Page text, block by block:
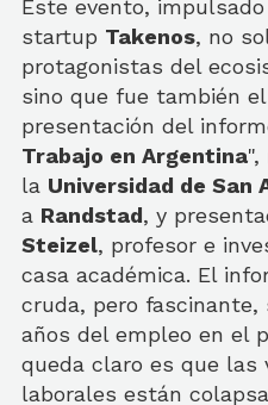
Este evento,
startup Takenos, no
protagonistas del
sino que fue también
presentación del
Trabajo en Argentina",
la Universidad de San
a Randstad, y
Steizel, profesor e
casa académica. El
cruda, pero fascinante,
años del empleo en el
queda claro es que las
laborales están